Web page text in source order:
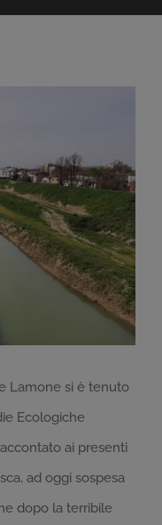
Lamone si è tenuto
Ecologiche
ai presenti
ad oggi sospesa
dopo la terribile